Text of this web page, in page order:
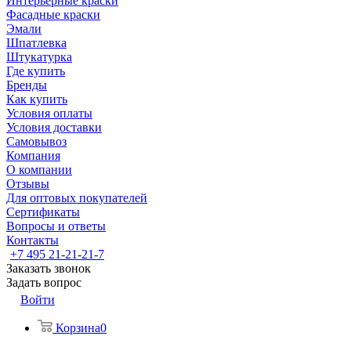
Фасадные краски
Эмали
Шпатлевка
Штукатурка
Где купить
Бренды
Как купить
Условия оплаты
Условия доставки
Самовывоз
Компания
О компании
Отзывы
Для оптовых покупателей
Сертификаты
Вопросы и ответы
Контакты
+7 495 21-21-21-7
Заказать звонок
Задать вопрос
Войти
Корзина0